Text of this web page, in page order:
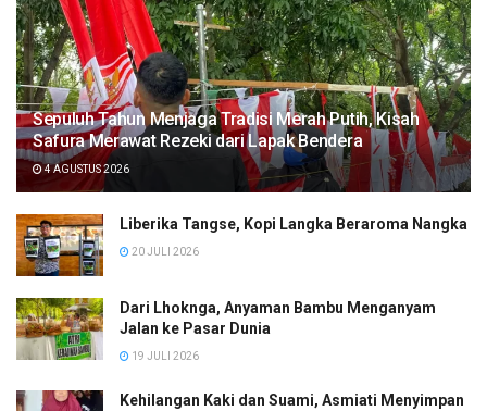
Sepuluh Tahun Menjaga Tradisi Merah Putih, Kisah
Safura Merawat Rezeki dari Lapak Bendera
4 AGUSTUS 2026
Liberika Tangse, Kopi Langka Beraroma Nangka
20 JULI 2026
Dari Lhoknga, Anyaman Bambu Menganyam
Jalan ke Pasar Dunia
19 JULI 2026
Kehilangan Kaki dan Suami, Asmiati Menyimpan